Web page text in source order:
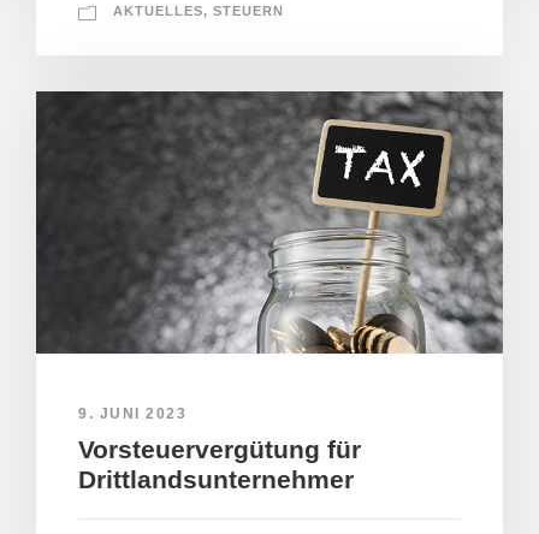
AKTUELLES, STEUERN
9. JUNI 2023
Vorsteuervergütung für
Drittlandsunternehmer